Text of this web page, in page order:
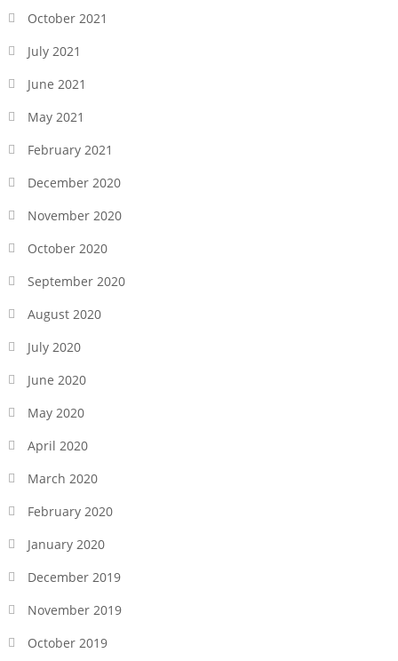
October 2021
July 2021
June 2021
May 2021
February 2021
December 2020
November 2020
October 2020
September 2020
August 2020
July 2020
June 2020
May 2020
April 2020
March 2020
February 2020
January 2020
December 2019
November 2019
October 2019